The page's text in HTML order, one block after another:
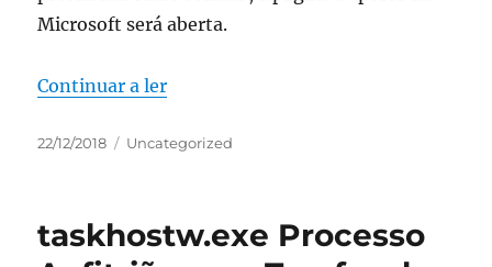
Microsoft será aberta.
Continuar a ler“helppane.exe Ajuda e Suporte da
Publicado
22/12/2018 Categorias
Uncategorized
taskhostw.exe Processo